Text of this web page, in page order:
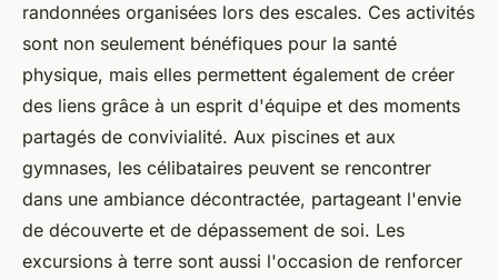
randonnées organisées lors des escales. Ces activités
sont non seulement bénéfiques pour la santé
physique, mais elles permettent également de créer
des liens grâce à un esprit d'équipe et des moments
partagés de convivialité. Aux piscines et aux
gymnases, les célibataires peuvent se rencontrer
dans une ambiance décontractée, partageant l'envie
de découverte et de dépassement de soi. Les
excursions à terre sont aussi l'occasion de renforcer